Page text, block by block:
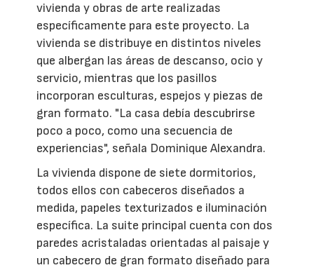
vivienda y obras de arte realizadas
específicamente para este proyecto. La
vivienda se distribuye en distintos niveles
que albergan las áreas de descanso, ocio y
servicio, mientras que los pasillos
incorporan esculturas, espejos y piezas de
gran formato. "La casa debía descubrirse
poco a poco, como una secuencia de
experiencias", señala Dominique Alexandra.
La vivienda dispone de siete dormitorios,
todos ellos con cabeceros diseñados a
medida, papeles texturizados e iluminación
específica. La suite principal cuenta con dos
paredes acristaladas orientadas al paisaje y
un cabecero de gran formato diseñado para